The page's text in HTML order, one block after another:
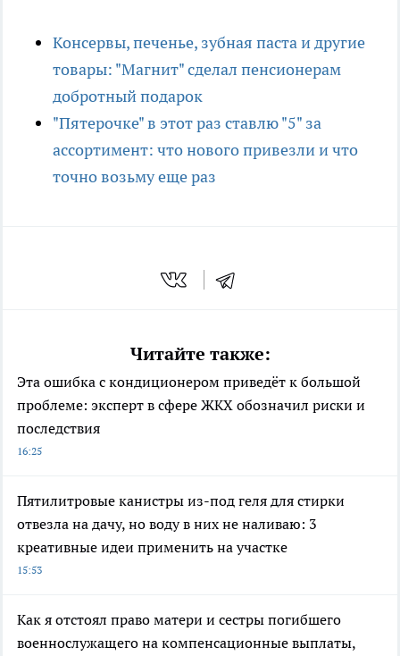
Консервы, печенье, зубная паста и другие
товары: "Магнит" сделал пенсионерам
добротный подарок
"Пятерочке" в этот раз ставлю "5" за
ассортимент: что нового привезли и что
точно возьму еще раз
Читайте также:
Эта ошибка с кондиционером приведёт к большой
проблеме: эксперт в сфере ЖКХ обозначил риски и
последствия
16:25
Пятилитровые канистры из-под геля для стирки
отвезла на дачу, но воду в них не наливаю: 3
креативные идеи применить на участке
15:53
Как я отстоял право матери и сестры погибшего
военнослужащего на компенсационные выплаты,